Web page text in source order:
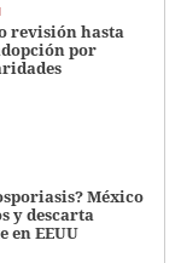
revisión hasta
por
México
y descarta
en EEUU